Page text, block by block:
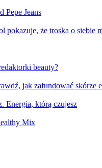
Pepe Jeans
pokazuje, że troska o siebie
beauty?
jak zafundować
którą czujesz
Mix